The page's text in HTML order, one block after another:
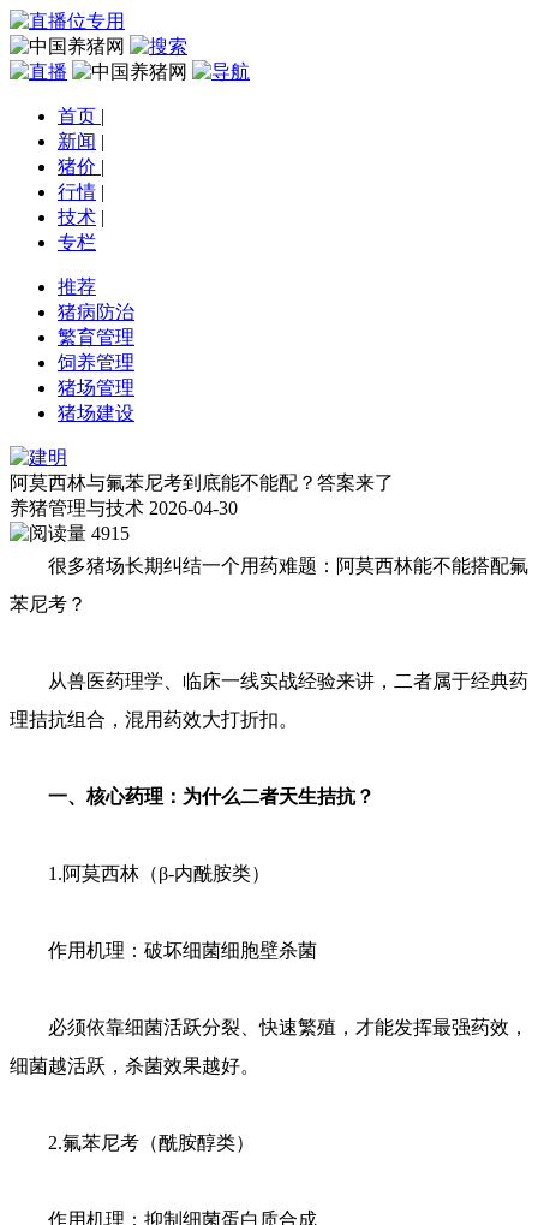
首页 |
新闻 |
猪价 |
行情 |
技术 |
专栏
推荐
猪病防治
繁育管理
饲养管理
猪场管理
猪场建设
阿莫西林与氟苯尼考到底能不能配？答案来了
养猪管理与技术 2026-04-30
4915
很多猪场长期纠结一个用药难题：阿莫西林能不能搭配氟
苯尼考？
从兽医药理学、临床一线实战经验来讲，二者属于经典药
理拮抗组合，混用药效大打折扣。
一、核心药理：为什么二者天生拮抗？
1.阿莫西林（β-内酰胺类）
作用机理：破坏细菌细胞壁杀菌
必须依靠细菌活跃分裂、快速繁殖，才能发挥最强药效，
细菌越活跃，杀菌效果越好。
2.氟苯尼考（酰胺醇类）
作用机理：抑制细菌蛋白质合成